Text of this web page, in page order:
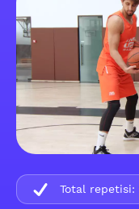
Total repetisi: